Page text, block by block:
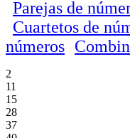
Parejas de
Cuartetos de
números
2
11
15
28
37